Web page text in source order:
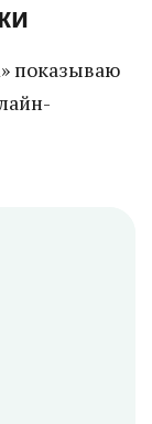
показываю